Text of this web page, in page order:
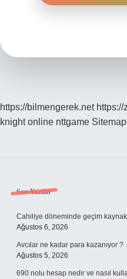
https://bilmengerek.net https://
knight online nttgame Sitemap
Sidebar
Son Yazılar
Cahiliye döneminde geçim
Ağustos 6, 2026
Avcılar ne kadar para kazanıyor ?
Ağustos 5, 2026
690 nolu hesap nedir ve nasıl